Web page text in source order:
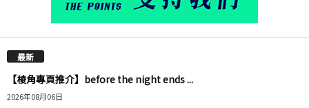
最新
【棱角專頁推介】before the night ends ...
2026年08月06日